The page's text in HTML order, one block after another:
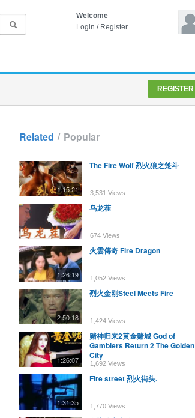
Welcome
Login / Register
REGISTER
Related / Popular
1:15:21
The Fire Wolf 烈火狼之笼斗
3,531 Views
乌龙茬
674 Views
1:26:19
火雲傳奇 Fire Dragon
1,052 Views
2:50:18
烈火金刚Steel Meets Fire
1,424 Views
1:26:07
赌神归来2黄金赌城 God of
Gamblers Return 2 The Golden
City
1,692 Views
1:31:35
Fire street 烈火街头.
1,770 Views